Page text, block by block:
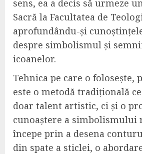
sens, ea a decis să urmeze
Sacră la Facultatea de
aprofundându-și
despre simbolismul și
icoanelor.
Tehnica pe care o folosește,
este o metodă tradițională
doar talent artistic, ci și o
cunoaștere a simbolismului
începe prin a desena
din spate a sticlei, o